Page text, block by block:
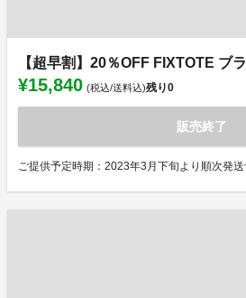
【超早割】20％OFF FIXTOTE ブ
¥15,840 (税込/送料込)残り0
販売終了
ご提供予定時期：2023年3月下旬より順次発送